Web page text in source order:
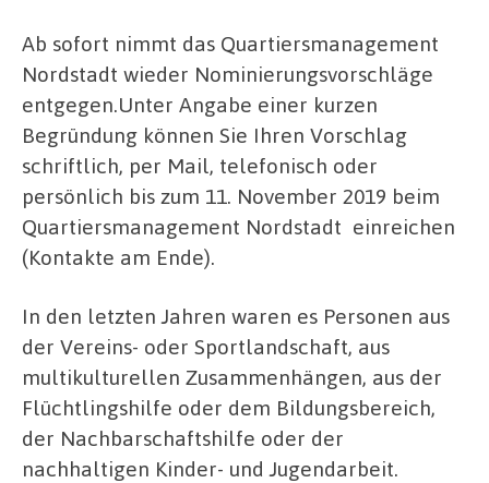
Ab sofort nimmt das Quartiersmanagement
Nordstadt wieder Nominierungsvorschläge
entgegen.Unter Angabe einer kurzen
Begründung können Sie Ihren Vorschlag
schriftlich, per Mail, telefonisch oder
persönlich bis zum 11. November 2019 beim
Quartiersmanagement Nordstadt einreichen
(Kontakte am Ende).
In den letzten Jahren waren es Personen aus
der Vereins- oder Sportlandschaft, aus
multikulturellen Zusammenhängen, aus der
Flüchtlingshilfe oder dem Bildungsbereich,
der Nachbarschaftshilfe oder der
nachhaltigen Kinder- und Jugendarbeit.